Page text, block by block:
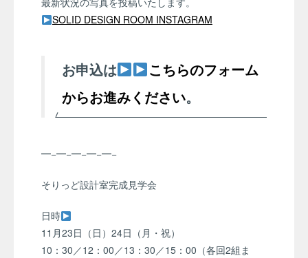
SOLID DESIGN ROOM INSTAGRAM
お申込は
こちらのフォーム
からお進みください。
━−━−━−━−━−
そりっど設計室完成見学会
日時
11月23日（日）24日（月・祝）
10：30／12：00／13：30／15：00（各回2組ま